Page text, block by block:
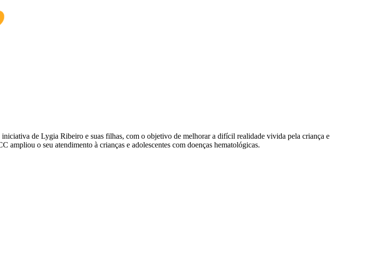
de Lygia Ribeiro e suas filhas, com o objetivo de melhorar a difícil realidade vivida pela criança e
ampliou o seu atendimento à crianças e adolescentes com doenças hematológicas.